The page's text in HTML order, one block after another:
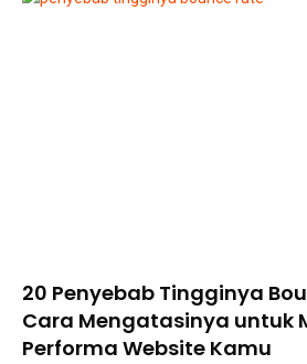
20 Penyebab Tingginya
Cara Mengatasinya untuk
Performa Website Kamu